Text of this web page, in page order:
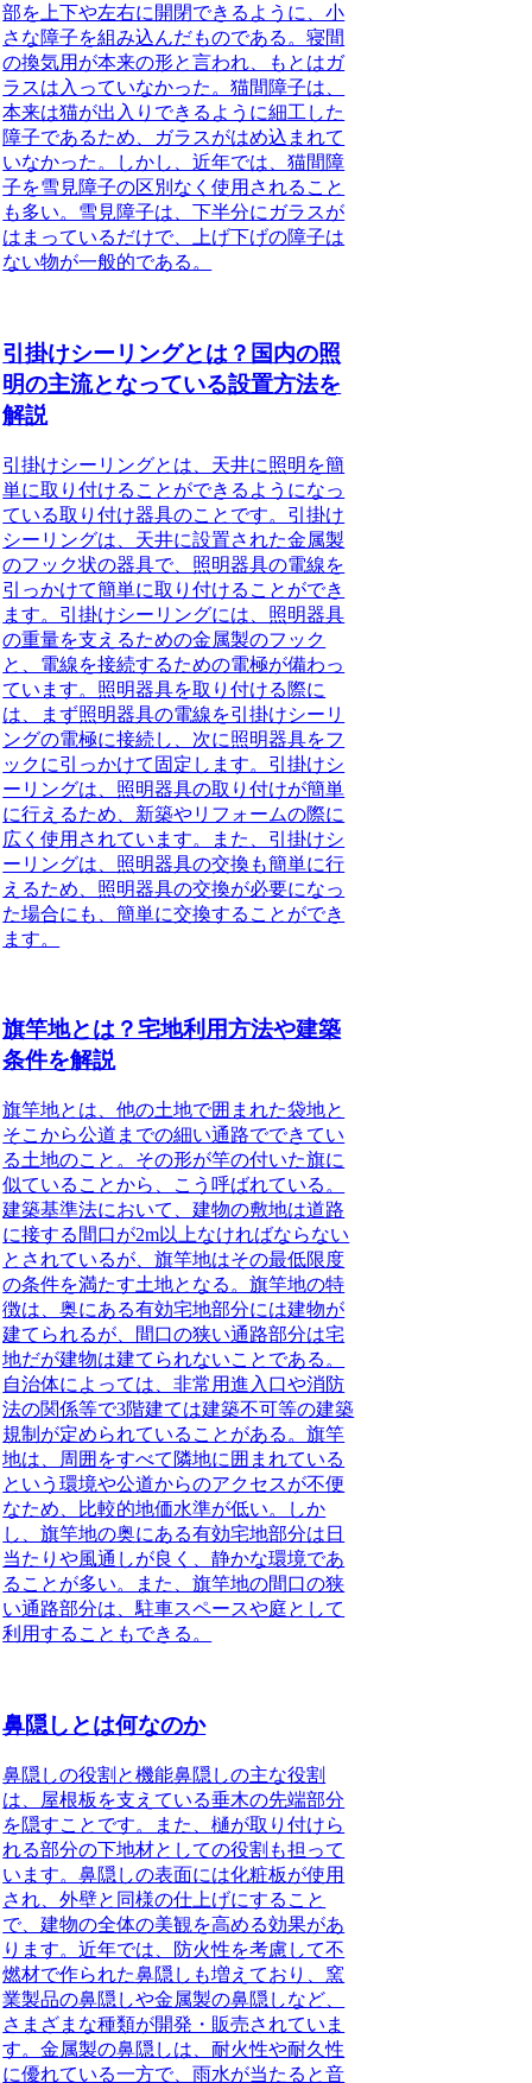
部を上下や左右に開閉できるように、小
さな障子を組み込んだものである。寝間
の換気用が本来の形と言われ、もとはガ
ラスは入っていなかった。猫間障子は、
本来は猫が出入りできるように細工した
障子であるため、ガラスがはめ込まれて
いなかった。しかし、近年では、猫間障
子を雪見障子の区別なく使用されること
も多い。雪見障子は、下半分にガラスが
はまっているだけで、上げ下げの障子は
ない物が一般的である。
引掛けシーリングとは？国内の照
明の主流となっている設置方法を
解説
引掛けシーリングとは、天井に照明を簡
単に取り付けることができるようになっ
ている取り付け器具のこと です。引掛け
シーリングは、天井に設置された金属製
のフック状の器具で、照明器具の電線を
引っかけて簡単に取り付けることができ
ます。引掛けシーリングには、照明器具
の重量を支えるための金属製のフック
と、電線を接続するための電極が備わっ
ています。照明器具を取り付ける際に
は、まず照明器具の電線を引掛けシーリ
ングの電極に接続し、次に照明器具をフ
ックに引っかけて固定します。引掛けシ
ーリングは、照明器具の取り付けが簡単
に行えるため、新築やリフォームの際に
広く使用されています。また、引掛けシ
ーリングは、照明器具の交換も簡単に行
えるため、照明器具の交換が必要になっ
た場合にも、簡単に交換することができ
ます。
旗竿地とは？宅地利用方法や建築
条件を解説
旗竿地とは、他の土地で囲まれた袋地と
そこから公道までの細い通路でできてい
る土地のこと。 その形が竿の付いた旗に
似ていることから、こう呼ばれている。
建築基準法において、建物の敷地は道路
に接する間口が2m以上なければならない
とされているが、旗竿地はその最低限度
の条件を満たす土地となる。旗竿地の特
徴は、奥にある有効宅地部分には建物が
建てられるが、間口の狭い通路部分は宅
地だが建物は建てられないことである。
自治体によっては、非常用進入口や消防
法の関係等で3階建ては建築不可等の建築
規制が定められていることがある。旗竿
地は、周囲をすべて隣地に囲まれている
という環境や公道からのアクセスが不便
なため、比較的地価水準が低い。しか
し、旗竿地の奥にある有効宅地部分は日
当たりや風通しが良く、静かな環境であ
ることが多い。また、旗竿地の間口の狭
い通路部分は、駐車スペースや庭として
利用することもできる。
鼻隠しとは何なのか
鼻隠しの役割と機能鼻隠しの主な役割
は、屋根板を支えている垂木の先端部分
を隠すことです。また、樋が取り付けら
れる部分の下地材としての役割も担って
います。鼻隠しの表面には化粧板が使用
され、外壁と同様の仕上げにすること
で、建物の全体の美観を高める効果があ
ります。近年では、防火性を考慮して不
燃材で作られた鼻隠しも増えており、窯
業製品の鼻隠しや金属製の鼻隠しなど、
さまざまな種類が開発・販売されていま
す。金属製の鼻隠しは、耐火性や耐久性
に優れている一方で、雨水が当たると音